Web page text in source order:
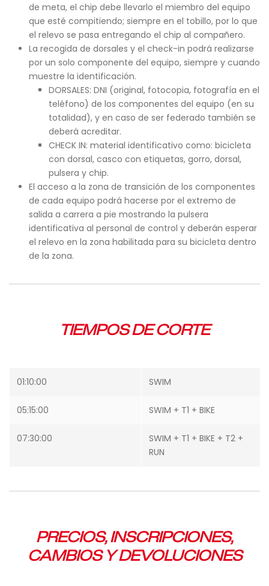
de meta, el chip debe llevarlo el miembro del equipo
que esté compitiendo; siempre en el tobillo, por lo que
el relevo se pasa entregando el chip al compañero.
La recogida de dorsales y el check-in podrá realizarse
por un solo componente del equipo, siempre y cuando
muestre la identificación.
DORSALES: DNI (original, fotocopia, fotografía en el
teléfono) de los componentes del equipo (en su
totalidad), y en caso de ser federado también se
deberá acreditar.
CHECK IN: material identificativo como: bicicleta
con dorsal, casco con etiquetas, gorro, dorsal,
pulsera y chip.
El acceso a la zona de transición de los componentes
de cada equipo podrá hacerse por el extremo de
salida a carrera a pie mostrando la pulsera
identificativa al personal de control y deberán esperar
el relevo en la zona habilitada para su bicicleta dentro
de la zona.
TIEMPOS DE CORTE
01:10:00 SWIM
05:15:00 SWIM + T1 + BIKE
07:30:00
SWIM + T1 + BIKE + T2 +
RUN
PRECIOS, INSCRIPCIONES,
CAMBIOS Y DEVOLUCIONES